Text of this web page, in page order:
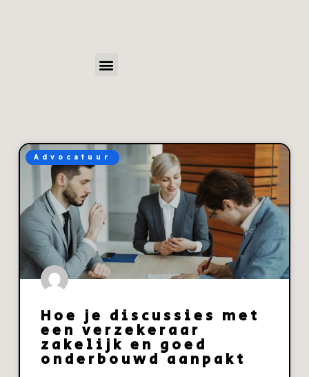
Advocatuur
Hoe je discussies met
een verzekeraar
zakelijk en goed
onderbouwd aanpakt